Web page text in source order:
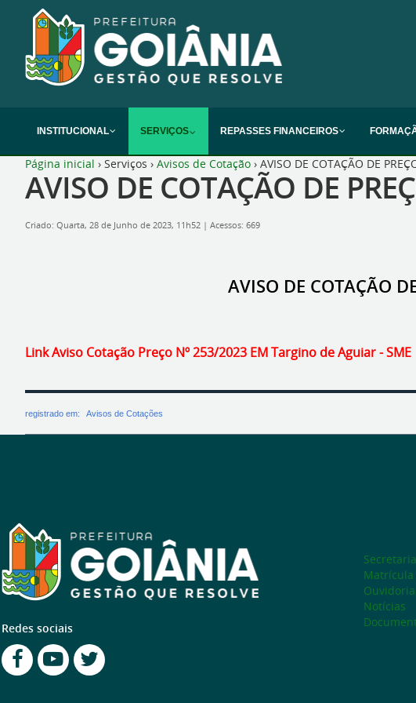
INSTITUCIONAL SERVIÇOS REPASSES FINANCEIROS
Página inicial › Serviços › Avisos de Cotação › AVISO DE COTAÇÃO DE
AVISO DE COTAÇÃO DE
Criado: Quarta, 28 de Junho de 2023, 11h52 | Acessos: 669
AVISO DE COTAÇÃO
Link Aviso Cotação Preço Nº 253/2023 EM Targino de Aguiar - SME
registrado em: Avisos de Cotações
Redes sociais
Secretaria
Matrícula
Ouvidoria
Notícias